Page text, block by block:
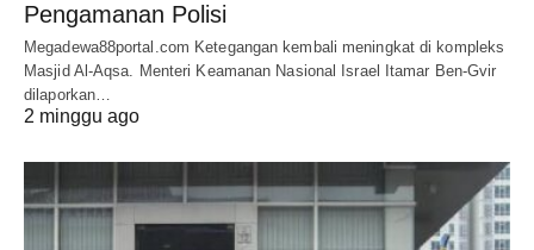
Pengamanan Polisi
Megadewa88portal.com Ketegangan kembali meningkat di kompleks
Masjid Al-Aqsa. Menteri Keamanan Nasional Israel Itamar Ben-Gvir
dilaporkan…
2 minggu ago